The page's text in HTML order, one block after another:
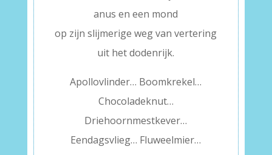
anus en een mond
op zijn slijmerige weg van vertering
uit het dodenrijk.
Apollovlinder… Boomkrekel…
Chocoladeknut…
Driehoornmestkever…
Eendagsvlieg… Fluweelmier…